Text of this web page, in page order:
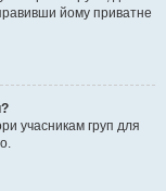
йому приватне
учасникам груп для